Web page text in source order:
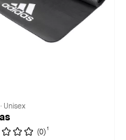
Unisex
(0) 1